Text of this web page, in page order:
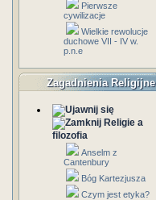
Pierwsze
cywilizacje
Wielkie rewolucje
duchowe VII - IV w.
p.n.e
Zagadnienia Religijne
Religie a
filozofia
Anselm z
Cantenbury
Bóg Kartezjusza
Czym jest etyka?